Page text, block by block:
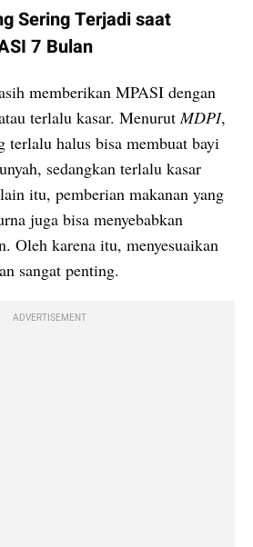
Sering Terjadi saat
7 Bulan
memberikan MPASI dengan
terlalu kasar. Menurut MDPI,
terlalu halus bisa membuat bayi
sedangkan terlalu kasar
itu, pemberian makanan yang
juga bisa menyebabkan
Oleh karena itu, menyesuaikan
sangat penting.
ADVERTISEMENT